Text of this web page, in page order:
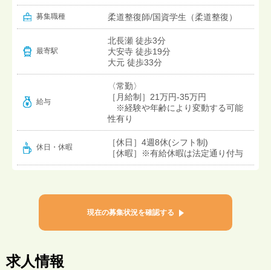
募集職種 柔道整復師/国資学生（柔道整復）
最寄駅
北長瀬 徒歩3分
大安寺 徒歩19分
大元 徒歩33分
給与
〈常勤〉
［月給制］21万円-35万円
※経験や年齢により変動する可能
性有り
休日・休暇
［休日］4週8休(シフト制)
［休暇］※有給休暇は法定通り付与
現在の募集状況を確認する
求人情報